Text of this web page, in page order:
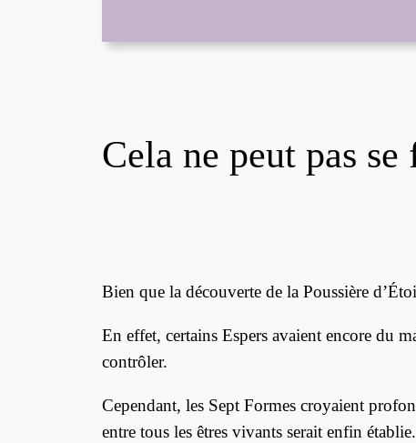
Cela ne peut pas
Bien que la découverte de la Poussière
En effet, certains Espers avaient encore du
contrôler.
Cependant, les Sept Formes croyaient
entre tous les êtres vivants serait enfin établie.